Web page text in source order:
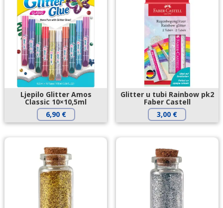
Ljepilo Glitter Amos
Classic 10×10,5ml
6,90 €
Glitter u tubi Rainbow pk2
Faber Castell
3,00 €